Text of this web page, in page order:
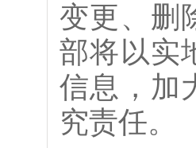
变更、删
部将以实
信息，加
究责任。